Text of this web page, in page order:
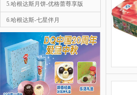
5.哈根达斯月饼-优格蕾尊享版
6.哈根达斯-七星伴月
7.哈根达斯月饼-彩云追月
8.哈根达斯-金尊
9.星巴克-星情月饼礼盒
10.星巴克-星悦月饼礼盒